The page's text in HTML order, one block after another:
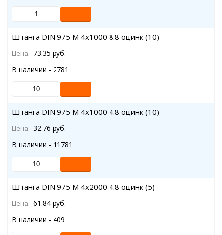
Штанга DIN 975 M 4x1000 8.8 оцинк (10)
Цена: 73.35 руб.
В наличии - 2781
Штанга DIN 975 M 4x1000 4.8 оцинк (10)
Цена: 32.76 руб.
В наличии - 11781
Штанга DIN 975 M 4x2000 4.8 оцинк (5)
Цена: 61.84 руб.
В наличии - 409